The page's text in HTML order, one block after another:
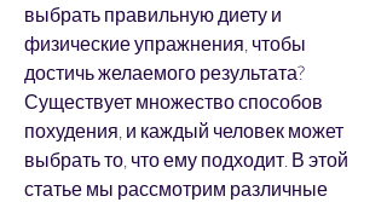
выбрать правильную диету и
физические упражнения, чтобы
достичь желаемого результата?
Существует множество способов
похудения, и каждый человек может
выбрать то, что ему подходит. В этой
статье мы рассмотрим различные